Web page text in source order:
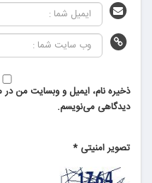
ذخیره نام، ایمیل و وبسایت من در
دیدگاهی می‌نویسم.
تصویر امنیتی *